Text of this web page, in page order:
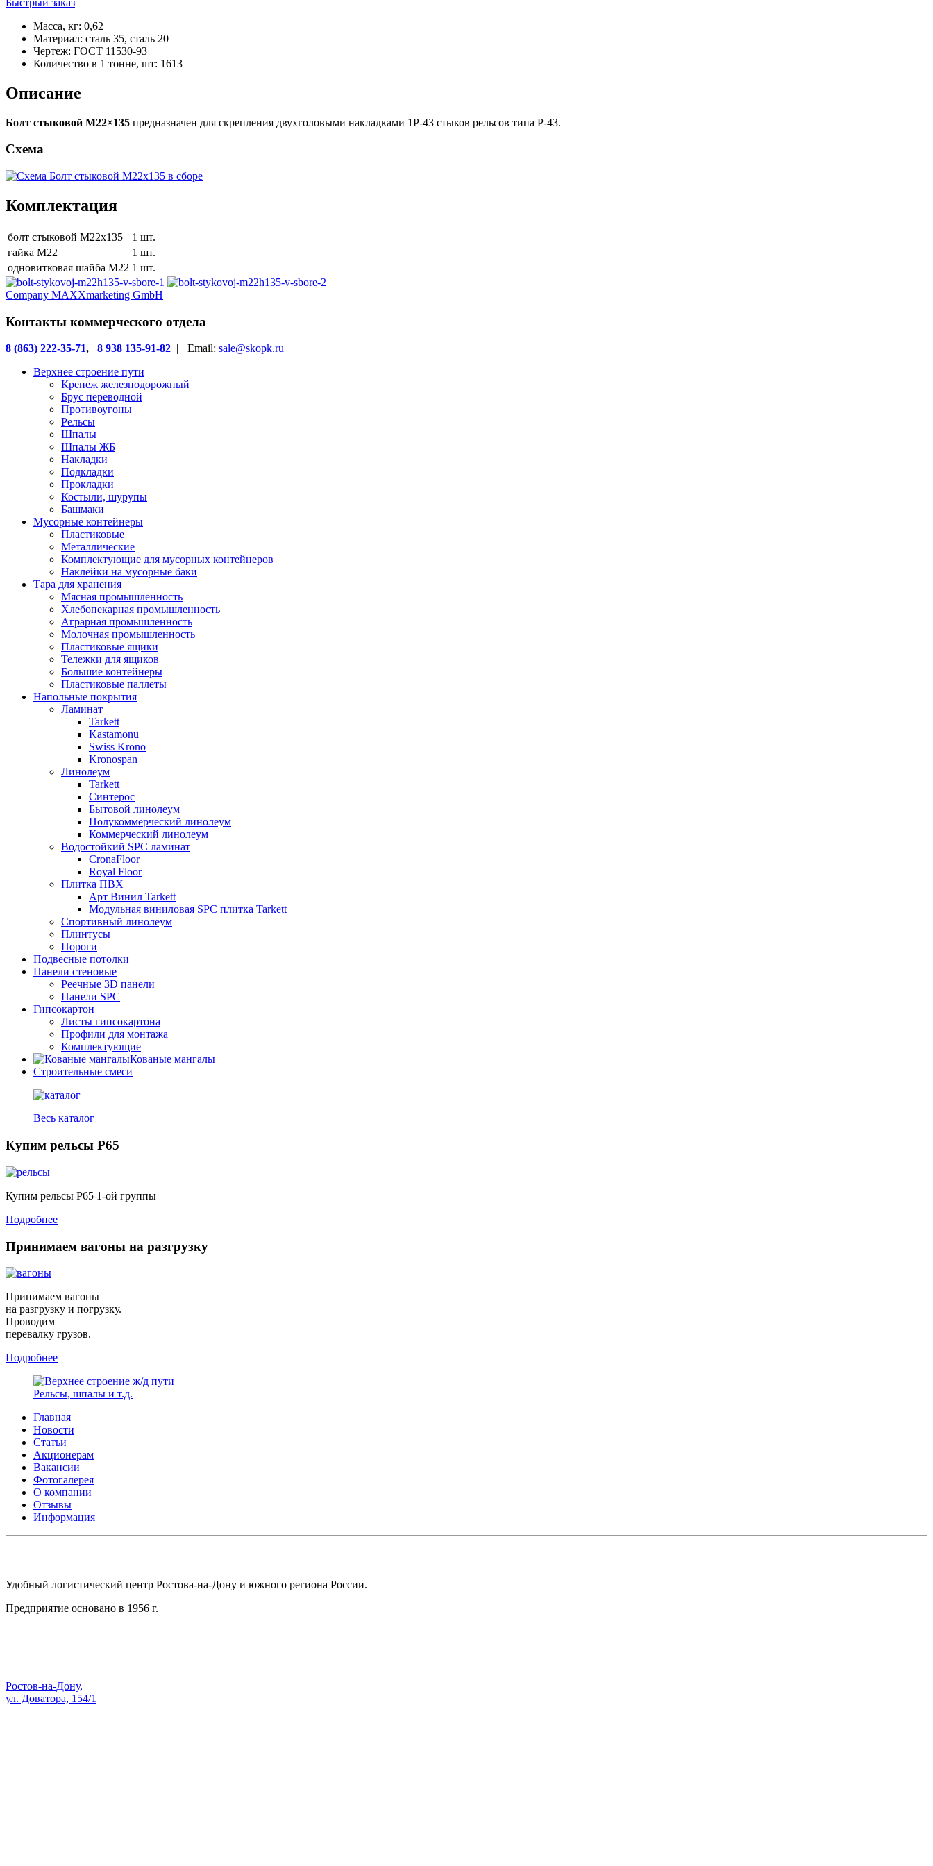
Масса, кг: 0,62
Материал: сталь 35, сталь 20
Чертеж: ГОСТ 11530-93
Количество в 1 тонне, шт: 1613
Описание
Болт стыковой М22×135 предназначен для скрепления двухголовыми накладками 1Р-43 стыков рельсов типа Р-43.
Схема
Комплектация
болт стыковой М22х135
1 шт.
гайка М22
1 шт.
одновитковая шайба М22 1 шт.
Company MAXXmarketing GmbH
Контакты коммерческого отдела
8 (863) 222-35-71, 8 938 135-91-82 | Email: sale@skopk.ru
Верхнее строение пути
Крепеж железнодорожный
Брус переводной
Противоугоны
Рельсы
Шпалы
Шпалы ЖБ
Накладки
Подкладки
Прокладки
Костыли, шурупы
Башмаки
Мусорные контейнеры
Пластиковые
Металлические
Комплектующие для мусорных контейнеров
Наклейки на мусорные баки
Тара для хранения
Мясная промышленность
Хлебопекарная промышленность
Аграрная промышленность
Молочная промышленность
Пластиковые ящики
Тележки для ящиков
Большие контейнеры
Пластиковые паллеты
Напольные покрытия
Ламинат
Tarkett
Kastamonu
Swiss Krono
Kronospan
Линолеум
Tarkett
Синтерос
Бытовой линолеум
Полукоммерческий линолеум
Коммерческий линолеум
Водостойкий SPC ламинат
CronaFloor
Royal Floor
Плитка ПВХ
Арт Винил Tarkett
Модульная виниловая SPC плитка Tarkett
Спортивный линолеум
Плинтусы
Пороги
Подвесные потолки
Панели стеновые
Реечные 3D панели
Панели SPC
Гипсокартон
Листы гипсокартона
Профили для монтажа
Комплектующие
Кованые мангалы
Строительные смеси
Весь каталог
Купим рельсы Р65
Купим рельсы Р65 1-ой группы
Подробнее
Принимаем вагоны на разгрузку
Принимаем вагоны
на разгрузку и погрузку.
Проводим
перевалку грузов.
Подробнее
Рельсы, шпалы и т.д.
Главная
Новости
Статьи
Акционерам
Вакансии
Фотогалерея
О компании
Отзывы
Информация
Удобный логистический центр Ростова-на-Дону и южного региона России.
Предприятие основано в 1956 г.
Ростов-на-Дону,
ул. Доватора, 154/1